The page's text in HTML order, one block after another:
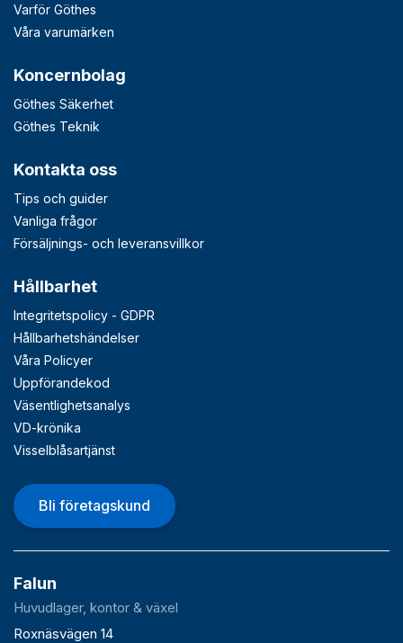
Varför Göthes
Våra varumärken
Koncernbolag
Göthes Säkerhet
Göthes Teknik
Kontakta oss
Tips och guider
Vanliga frågor
Försäljnings- och leveransvillkor
Hållbarhet
Integritetspolicy - GDPR
Hållbarhetshändelser
Våra Policyer
Uppförandekod
Väsentlighetsanalys
VD-krönika
Visselblåsartjänst
Bli företagskund
Falun
Huvudlager, kontor & växel
Roxnäsvägen 14